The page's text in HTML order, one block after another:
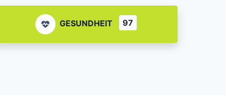
GESUNDHEIT 97